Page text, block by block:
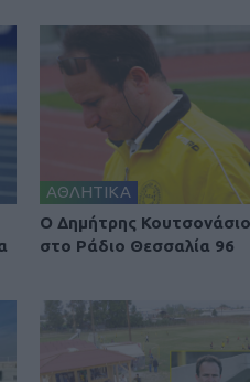
ΑΘΛΗΤΙΚΑ
Ο Δημήτρης
στο Ράδιο Θεσσαλία 96